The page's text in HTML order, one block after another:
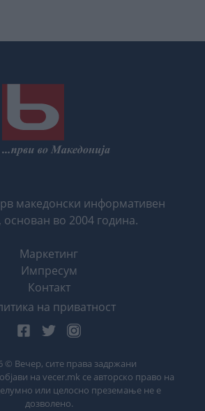
македонски информативен
основан во 2004 година.
Маркетинг
Импресум
Контакт
на приватност
© Вечер, сите права задржани
на vecer.mk се авторско право на
или целосно преземање не е
дозволено.